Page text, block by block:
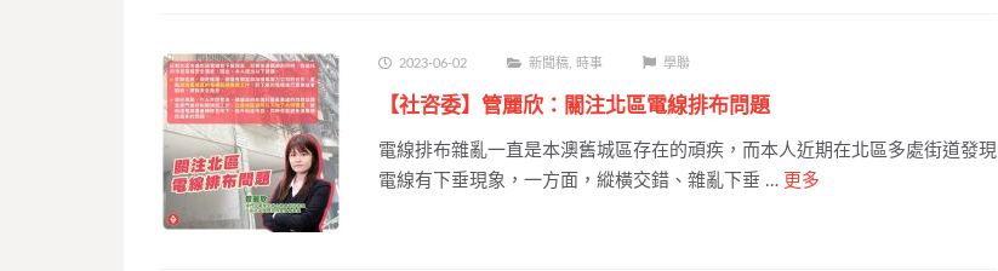
2023-06-02 新聞稿 時事 學聯
【社咨委】管麗欣：關注北區電線排布問題
電線排布雜亂一直是本澳舊城區存在的頑疾，而本人近期在北區多處街道發現
電線有下垂現象，一方面，縱橫交錯、雜亂下垂 … 更多